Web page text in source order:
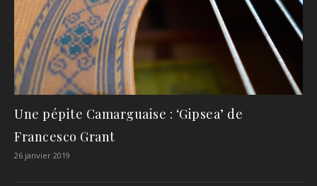
Une pépite Camarguaise : ‘Gipsea’ de
Francesco Grant
26 janvier 2019